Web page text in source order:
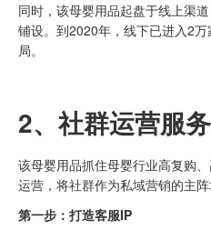
同时，该母婴用品起盘于线上渠
铺设。到2020年，线下已进入2
局。
2、社群运营服务
该母婴用品抓住母婴行业高复购
运营，将社群作为私域营销的主
第一步：打造客服IP